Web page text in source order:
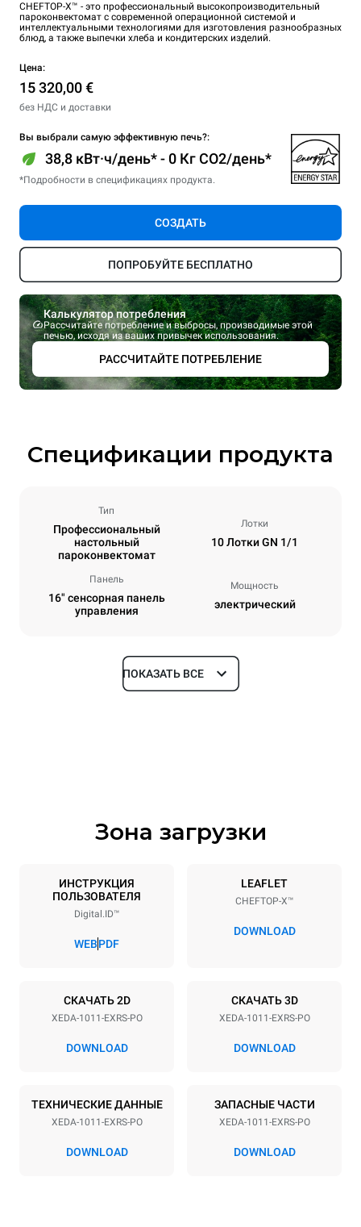
CHEFTOP-X™ - это профессиональный высокопроизводительный
пароконвектомат с современной операционной системой и
интеллектуальными технологиями для изготовления разнообразных
блюд, а также выпечки хлеба и кондитерских изделий.
Цена:
15 320,00 €
без НДС и доставки
Вы выбрали самую эффективную печь?:
38,8 кВт·ч/день* - 0 Кг CO2/день*
*Подробности в спецификациях продукта.
СОЗДАТЬ
ПОПРОБУЙТЕ БЕСПЛАТНО
Калькулятор потребления
Рассчитайте потребление и выбросы, производимые этой
печью, исходя из ваших привычек использования.
РАССЧИТАЙТЕ ПОТРЕБЛЕНИЕ
Спецификации продукта
Тип
Профессиональный
настольный
пароконвектомат
Лотки
10 Лотки GN 1/1
Панель
16" сенсорная панель
управления
Мощность
электрический
Размеры
Спецификации противней
10 GN 1/1
Расстояние между лотками
67 mm
Напряжение
3~
Příkon
Потребление в квт·ч и выбросы co2
ПОКАЗАТЬ ВСЕ
Зона загрузки
ИНСТРУКЦИЯ
ПОЛЬЗОВАТЕЛЯ
Digital.ID™
WEBPDF
LEAFLET
CHEFTOP-X™
DOWNLOAD
СКАЧАТЬ 2D
XEDA-1011-EXRS-PO
DOWNLOAD
СКАЧАТЬ 3D
XEDA-1011-EXRS-PO
DOWNLOAD
ТЕХНИЧЕСКИЕ ДАННЫЕ
XEDA-1011-EXRS-PO
DOWNLOAD
ЗАПАСНЫЕ ЧАСТИ
XEDA-1011-EXRS-PO
DOWNLOAD